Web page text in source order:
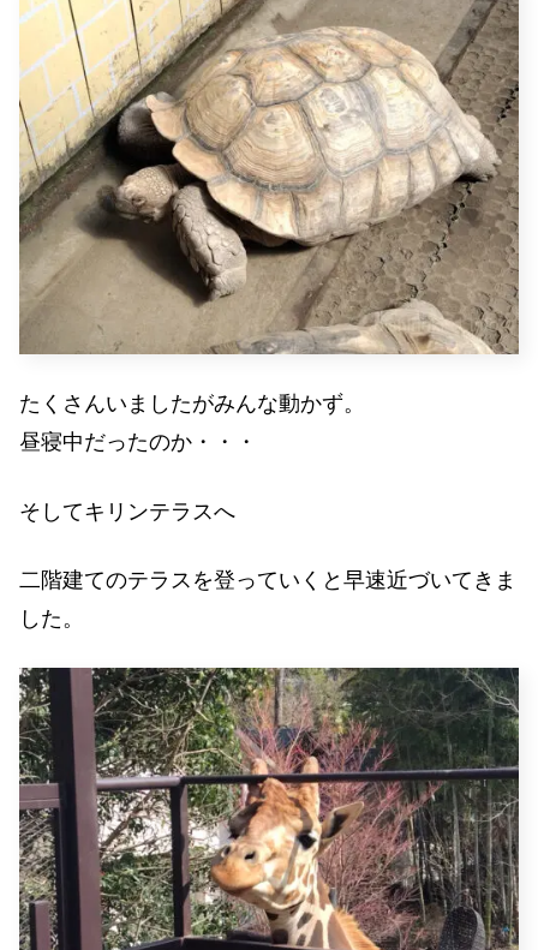
たくさんいましたがみんな動かず。
昼寝中だったのか・・・
そしてキリンテラスへ
二階建てのテラスを登っていくと早速近づいてきま
した。